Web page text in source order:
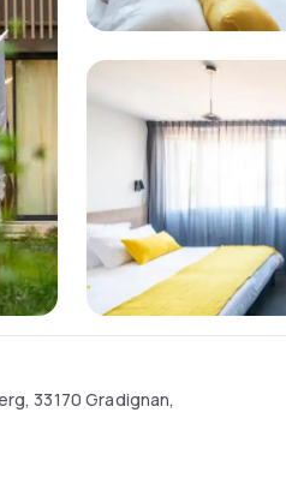
33170 Gradignan,